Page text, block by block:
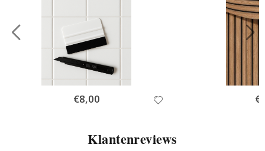
Special
Price
€8,00
Klantenreviews